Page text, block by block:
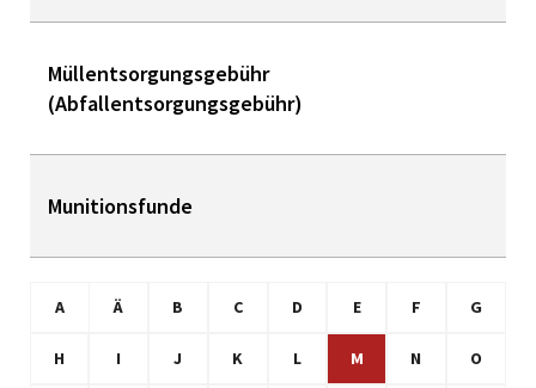
Müllentsorgungsgebühr
(Abfallentsorgungsgebühr)
Munitionsfunde
A Ä B C D E F G
H I J K L M N O